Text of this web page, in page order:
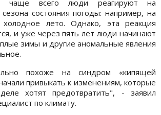
чаще всего люди реагируют на
состояния погоды: например, на
лето. Однако, эта реакция
и уже через пять лет люди начинают
зимы и другие аномальные явления
похоже на синдром «кипящей
привыкать к изменениям, которые
хотят предотвратить", - заявил
по климату.